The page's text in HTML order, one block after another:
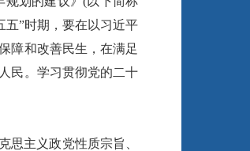
五”时期，要在以习近平
障和改善民生，在满足
民。学习贯彻党的二十
主义政党性质宗旨、